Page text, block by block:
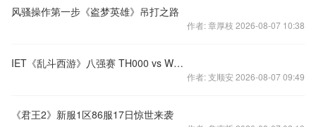
风骚操作第一步《盗梦英雄》吊打之路
作者: 章厚枝 2026-08-07 10:38
IET《乱斗西游》八强赛 TH000 vs WGS实录视频
作者: 支顺安 2026-08-07 09:49
《君王2》新服1区86服17日惊世来袭